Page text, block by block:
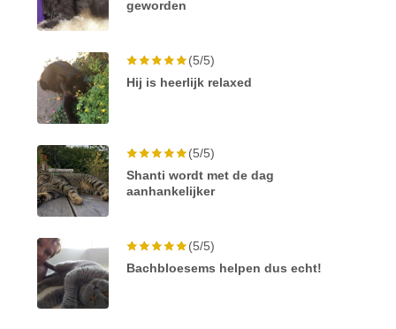
geworden
(5/5)
Hij is heerlijk relaxed
(5/5)
Shanti wordt met de dag
aanhankelijker
(5/5)
Bachbloesems helpen dus echt!